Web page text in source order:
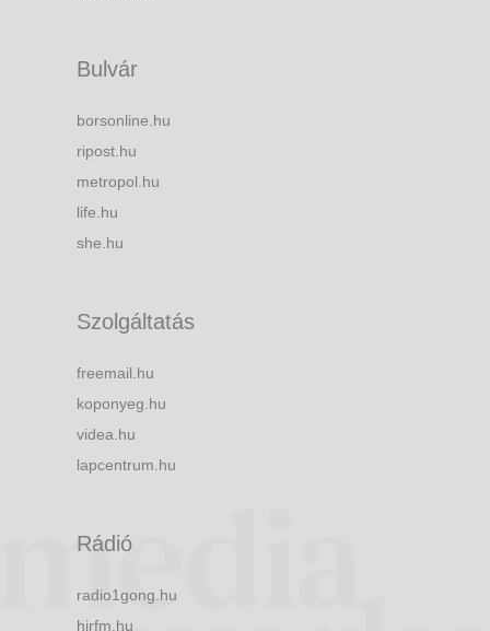
Bulvár
borsonline.hu
ripost.hu
metropol.hu
life.hu
she.hu
Szolgáltatás
freemail.hu
koponyeg.hu
videa.hu
lapcentrum.hu
Rádió
radio1gong.hu
hirfm.hu